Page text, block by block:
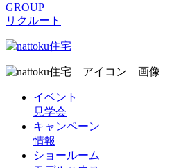
GROUP
リクルート
イベント
見学会
キャンペーン
情報
ショールーム